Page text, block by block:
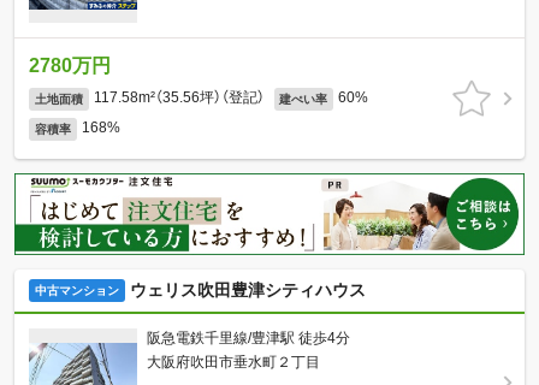
2780万円
土地面積 117.58m²（35.56坪）（登記） 建ぺい率 60%
容積率 168%
中古マンション ウェリス吹田豊津シティハウス
阪急電鉄千里線/豊津駅 徒歩4分
大阪府吹田市垂水町２丁目